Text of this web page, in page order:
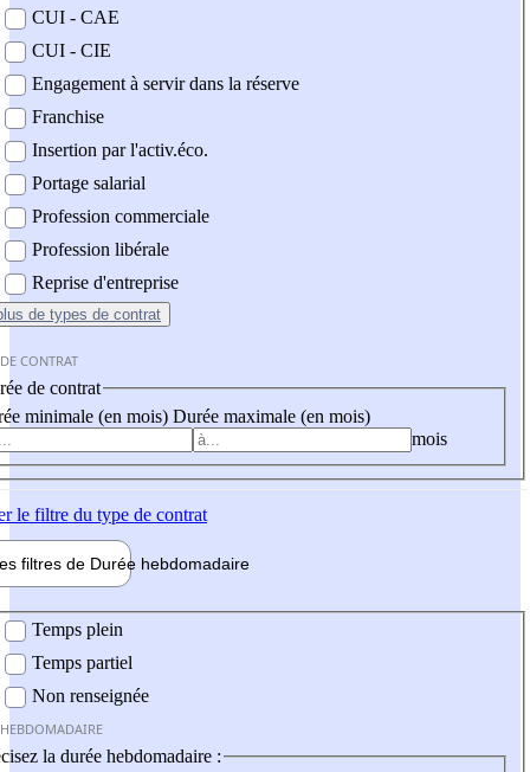
CUI - CAE
CUI - CIE
Engagement à servir dans la réserve
Franchise
Insertion par l'activ.éco.
Portage salarial
Profession commerciale
Profession libérale
Reprise d'entreprise
de types de contrat
CONTRAT
de contrat
minimale (en mois) Durée maximale (en mois)
mois
le filtre du type de contrat
filtres de Durée hebdomadaire
Temps plein
Temps partiel
Non renseignée
la durée hebdomadaire :